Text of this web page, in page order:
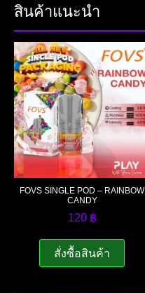
สินค้าแนะนำ
FOVS SINGLE POD – RAINBOW
CANDY
120 ฿
สั่งซื้อสินค้า